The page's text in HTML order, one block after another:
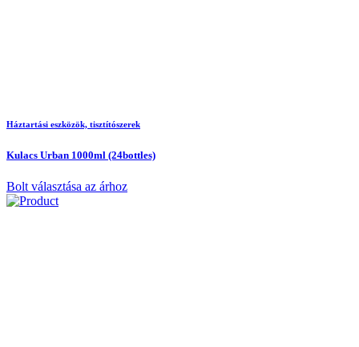
Háztartási eszközök, tisztítószerek
Kulacs Urban 1000ml (24bottles)
Bolt választása az árhoz